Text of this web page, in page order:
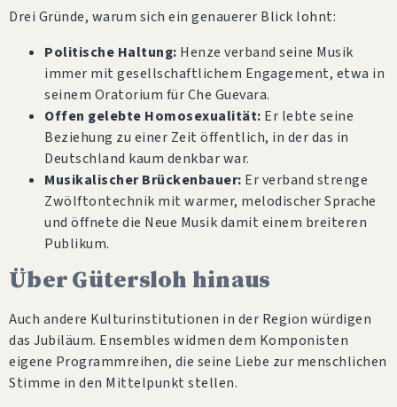
Drei Gründe, warum sich ein genauerer Blick lohnt:
Politische Haltung: Henze verband seine Musik
immer mit gesellschaftlichem Engagement, etwa in
seinem Oratorium für Che Guevara.
Offen gelebte Homosexualität: Er lebte seine
Beziehung zu einer Zeit öffentlich, in der das in
Deutschland kaum denkbar war.
Musikalischer Brückenbauer: Er verband strenge
Zwölftontechnik mit warmer, melodischer Sprache
und öffnete die Neue Musik damit einem breiteren
Publikum.
Über Gütersloh hinaus
Auch andere Kulturinstitutionen in der Region würdigen
das Jubiläum. Ensembles widmen dem Komponisten
eigene Programmreihen, die seine Liebe zur menschlichen
Stimme in den Mittelpunkt stellen.